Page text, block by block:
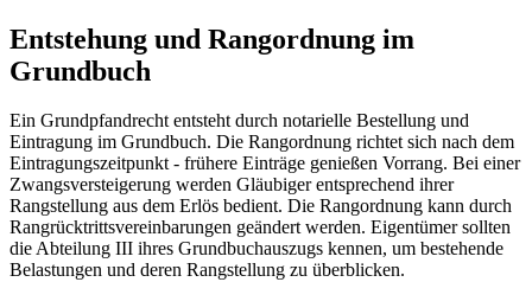
Entstehung und Rangordnung im
Grundbuch
Ein Grundpfandrecht entsteht durch notarielle Bestellung und
Eintragung im Grundbuch. Die Rangordnung richtet sich nach dem
Eintragungszeitpunkt - frühere Einträge genießen Vorrang. Bei einer
Zwangsversteigerung werden Gläubiger entsprechend ihrer
Rangstellung aus dem Erlös bedient. Die Rangordnung kann durch
Rangrücktrittsvereinbarungen geändert werden. Eigentümer sollten
die Abteilung III ihres Grundbuchauszugs kennen, um bestehende
Belastungen und deren Rangstellung zu überblicken.